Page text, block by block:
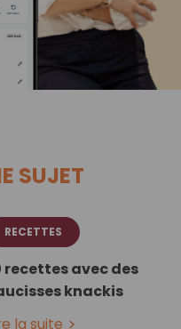
SUJET
RECETTES
recettes avec des
knackis
la suite